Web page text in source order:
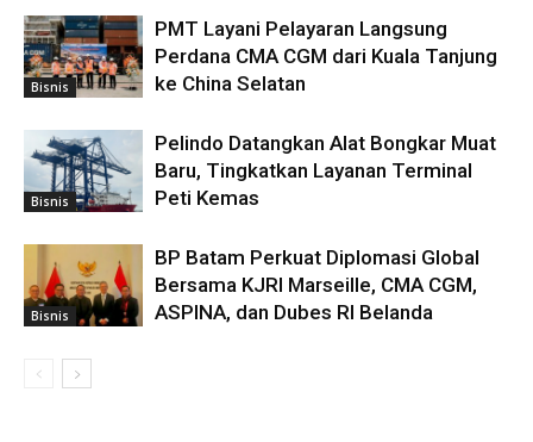
Bisnis
PMT Layani Pelayaran Langsung
Perdana CMA CGM dari Kuala Tanjung
ke China Selatan
Bisnis
Pelindo Datangkan Alat Bongkar Muat
Baru, Tingkatkan Layanan Terminal
Peti Kemas
Bisnis
BP Batam Perkuat Diplomasi Global
Bersama KJRI Marseille, CMA CGM,
ASPINA, dan Dubes RI Belanda